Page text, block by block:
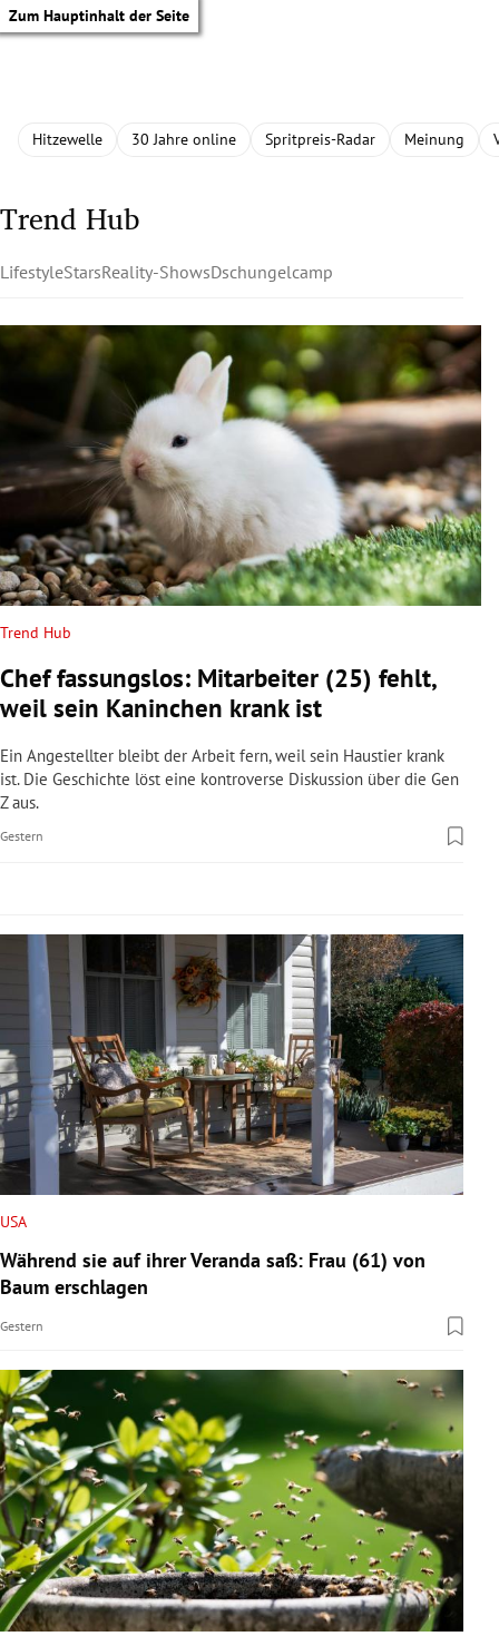
Zum Hauptinhalt der Seite
Untermenü
Untermenü
Untermenü
Untermenü
Untermenü
Untermenü
Untermenü
Untermenü
Hitzewelle 30 Jahre online Spritpreis-Radar Meinung
Trend Hub
LifestyleStarsReality-ShowsDschungelcamp
Trend Hub
Chef fassungslos: Mitarbeiter (25) fehlt,
weil sein Kaninchen krank ist
Ein Angestellter bleibt der Arbeit fern, weil sein Haustier krank
ist. Die Geschichte löst eine kontroverse Diskussion über die Gen
Z aus.
Gestern
USA
Während sie auf ihrer Veranda saß: Frau (61) von
Baum erschlagen
Gestern